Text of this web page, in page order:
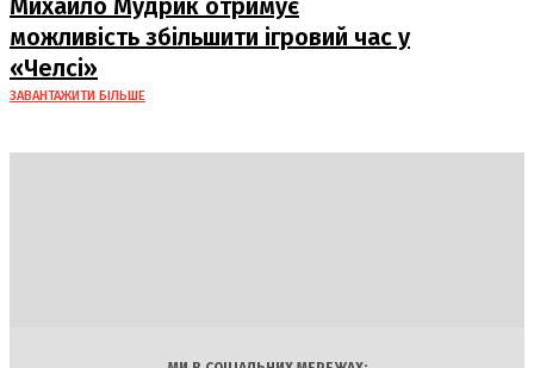
Михайло Мудрик отримує
можливість збільшити ігровий час у
«Челсі»
ЗАВАНТАЖИТИ БІЛЬШЕ